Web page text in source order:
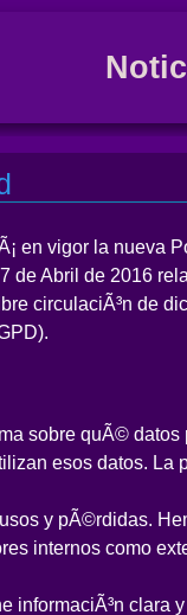
en vigor la nueva
de Abril de 2016
circulaciÃ³n de
sobre quÃ©
esos datos.
y pÃ©rdidas.
internos como
informaciÃ³n